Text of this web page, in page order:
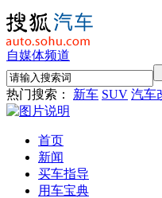
自媒体频道
热门搜索： 新车 SUV 汽车
首页
新闻
买车指导
用车宝典